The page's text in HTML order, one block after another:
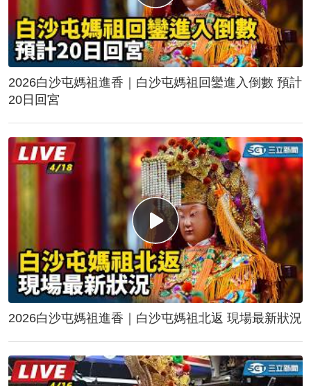
2026白沙屯媽祖進香｜白沙屯媽祖回鑾進入倒數 預計
20日回宮
2026白沙屯媽祖進香｜白沙屯媽祖北返 現場最新狀況